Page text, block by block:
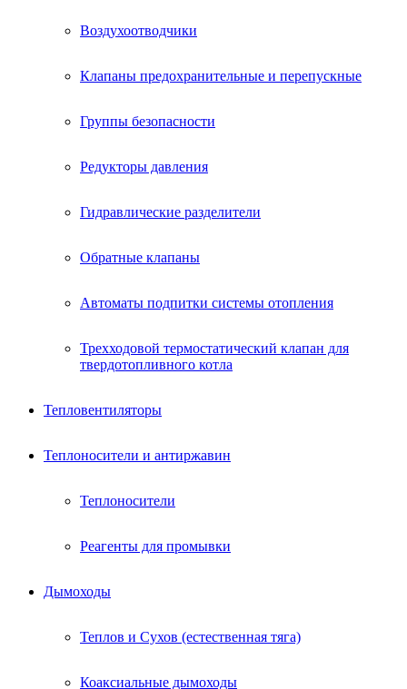
Воздухоотводчики
Клапаны предохранительные и перепускные
Группы безопасности
Редукторы давления
Гидравлические разделители
Обратные клапаны
Автоматы подпитки системы отопления
Трехходовой термостатический клапан для
твердотопливного котла
Тепловентиляторы
Теплоносители и антиржавин
Теплоносители
Реагенты для промывки
Дымоходы
Теплов и Сухов (естественная тяга)
Коаксиальные дымоходы